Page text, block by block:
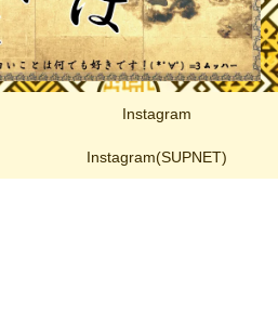
Instagram
Instagram(SUPNET)